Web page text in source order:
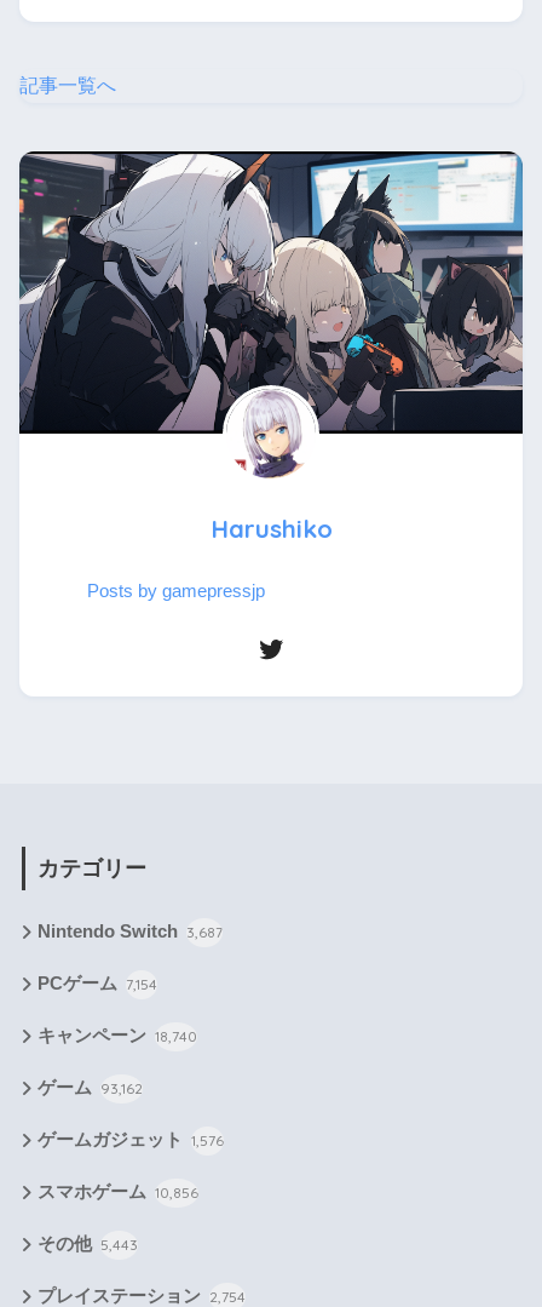
記事一覧へ
Harushiko
Posts by gamepressjp
カテゴリー
Nintendo Switch 3,687
PCゲーム 7,154
キャンペーン 18,740
ゲーム 93,162
ゲームガジェット 1,576
スマホゲーム 10,856
その他 5,443
プレイステーション 2,754